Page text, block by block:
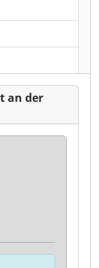
an der